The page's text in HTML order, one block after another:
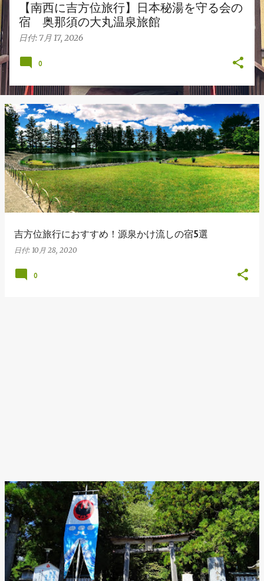
【南西に吉方位旅行】日本秘湯を守る会の
宿 奥那須の大丸温泉旅館
日付: 7月 17, 2026
0
吉方位旅行におすすめ！源泉かけ流しの宿5選
日付: 10月 28, 2020
0